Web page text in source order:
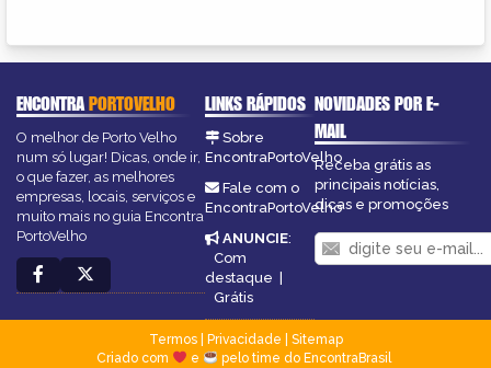
ENCONTRAPORTOVELHO
O melhor de Porto Velho
num só lugar! Dicas, onde ir,
o que fazer, as melhores
empresas, locais, serviços e
muito mais no guia Encontra
PortoVelho
LINKS RÁPIDOS
Sobre
EncontraPortoVelho
Fale com o
EncontraPortoVelho
ANUNCIE:
Com
destaque
Grátis
NOVIDADES POR E-
MAIL
Receba grátis as
principais notícias,
dicas e promoções
Termos| Privacidade
Sitemap
Criado com
e pelo time do EncontraBrasil